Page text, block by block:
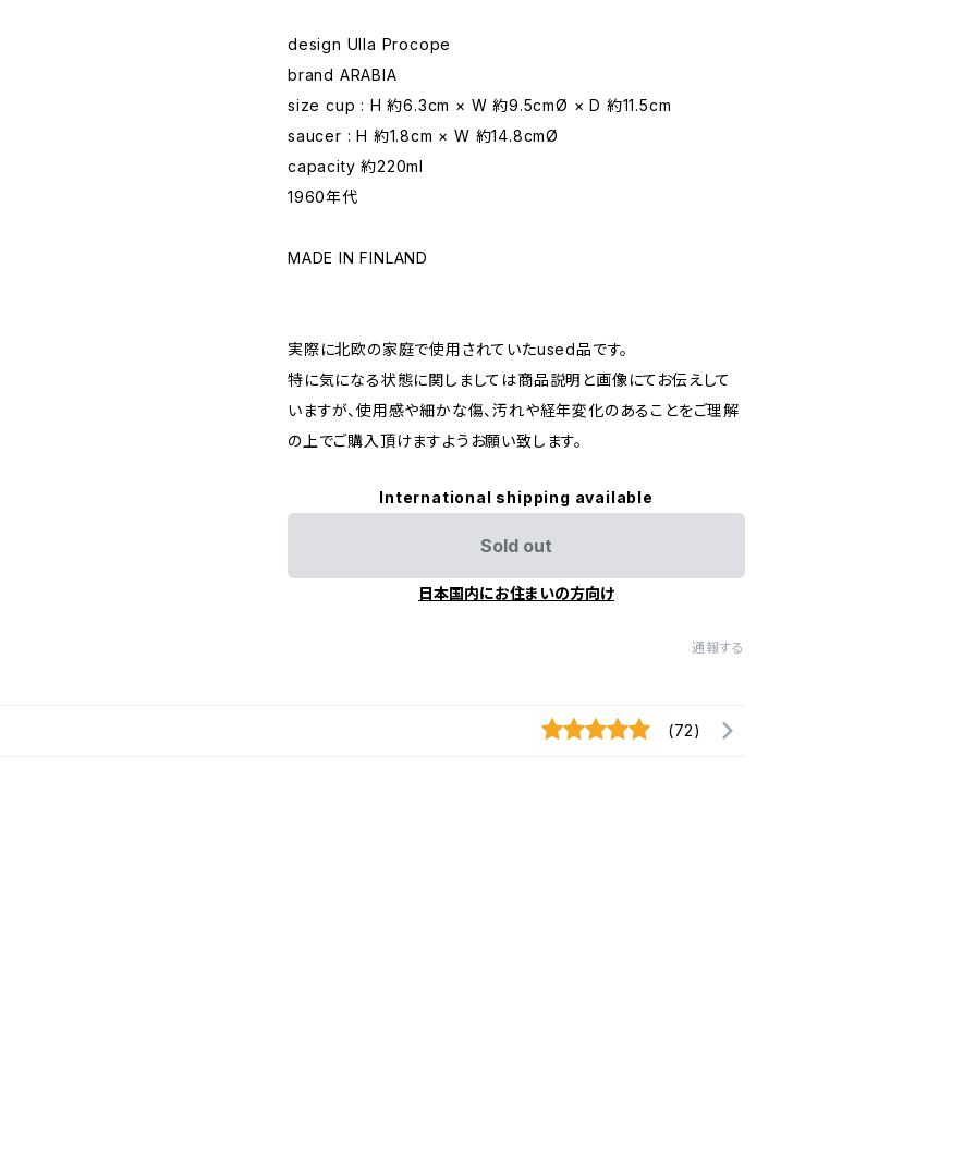
design Ulla Procope
brand ARABIA
size cup : H 約6.3cm × W 約9.5cmØ × D 約11.5cm
saucer : H 約1.8cm × W 約14.8cmØ
capacity 約220ml
1960年代
MADE IN FINLAND
実際に北欧の家庭で使用されていたused品です。
特に気になる状態に関しましては商品説明と画像にてお伝えして
いますが、使用感や細かな傷、汚れや経年変化のあることをご理解
の上でご購入頂けますようお願い致します。
International shipping available
Sold out
日本国内にお住まいの方向け
通報する
(72)